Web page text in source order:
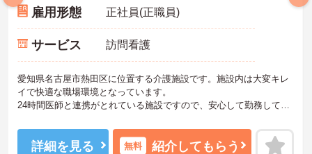
雇用形態 正社員(正職員)
サービス 訪問看護
愛知県名古屋市熱田区に位置する介護施設です。施設内は大変キレ
イで快適な職場環境となっています。
24時間医師と連携がとれている施設ですので、安心して勤務してい
ご興味をお持ちの方には詳細の情報や面接のポイントをお伝えしま
すので、お気軽にお問い合わせくださいませ。
詳細を見る 無料 紹介してもらう